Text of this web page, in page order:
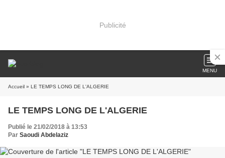
Publicité
MENU
Accueil » LE TEMPS LONG DE L'ALGERIE
LE TEMPS LONG DE L'ALGERIE
Publié le 21/02/2018 à 13:53
Par Saoudi Abdelaziz